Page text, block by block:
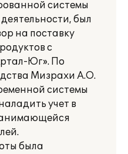
системы
был
на поставку
с
Юг». По
Мизрахи А.О.
системы
учет в
была